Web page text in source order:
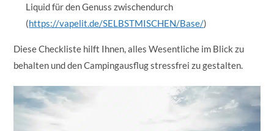
Liquid für den Genuss zwischendurch
(https://vapelit.de/SELBSTMISCHEN/Base/)
Diese Checkliste hilft Ihnen, alles Wesentliche im Blick zu
behalten und den Campingausflug stressfrei zu gestalten.